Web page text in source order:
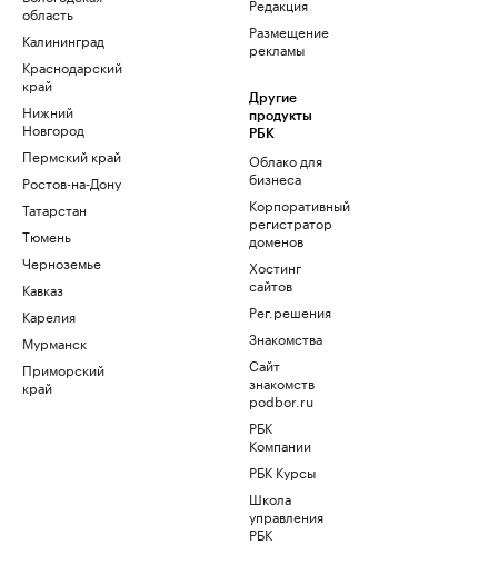
область
Калининград
Краснодарский
край
Нижний
Новгород
Пермский край
Ростов-на-Дону
Татарстан
Тюмень
Черноземье
Кавказ
Карелия
Мурманск
Приморский
край
Редакция
Размещение
рекламы
Другие
продукты
РБК
Облако для
бизнеса
Корпоративный
регистратор
доменов
Хостинг
сайтов
Рег.решения
Знакомства
Сайт
знакомств
podbor.ru
РБК
Компании
РБК Курсы
Школа
управления
РБК